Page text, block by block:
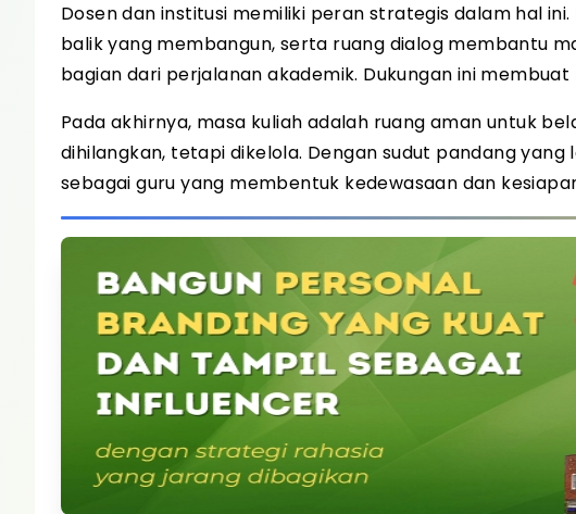
Dosen dan institusi memiliki peran strategis dalam hal
balik yang membangun, serta ruang dialog membantu
bagian dari perjalanan akademik. Dukungan ini
Pada akhirnya, masa kuliah adalah ruang aman untuk
dihilangkan, tetapi dikelola. Dengan sudut pandang
sebagai guru yang membentuk kedewasaan dan